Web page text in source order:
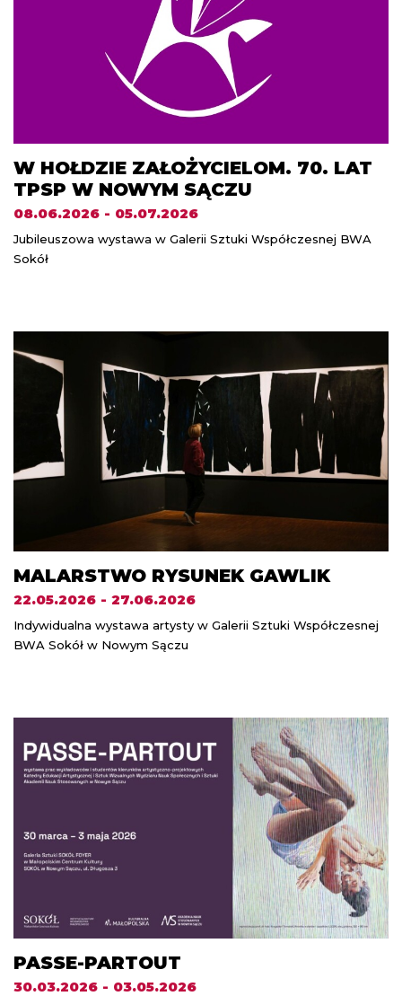
W HOŁDZIE ZAŁOŻYCIELOM. 70. LAT
TPSP W NOWYM SĄCZU
08.06.2026 - 05.07.2026
Jubileuszowa wystawa w Galerii Sztuki Współczesnej BWA
Sokół
MALARSTWO RYSUNEK GAWLIK
22.05.2026 - 27.06.2026
Indywidualna wystawa artysty w Galerii Sztuki Współczesnej
BWA Sokół w Nowym Sączu
PASSE-PARTOUT
30.03.2026 - 03.05.2026